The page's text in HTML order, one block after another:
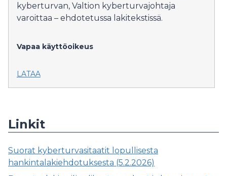
kyberturvan, Valtion kyberturvajohtaja
varoittaa – ehdotetussa lakitekstissä.
Vapaa käyttöoikeus
LATAA
Linkit
Suorat kyberturvasitaatit lopullisesta
hankintalakiehdotuksesta (5.2.2026)